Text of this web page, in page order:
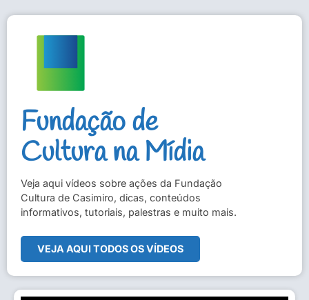
Fundação de
Cultura na Mídia
Veja aqui vídeos sobre ações da Fundação
Cultura de Casimiro, dicas, conteúdos
informativos, tutoriais, palestras e muito mais.
VEJA AQUI TODOS OS VÍDEOS